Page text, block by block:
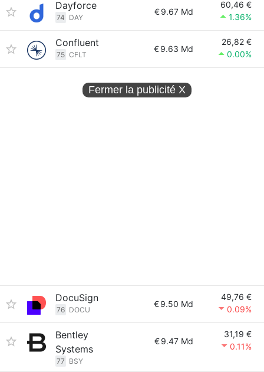
Dayforce
74 DAY
€9.67 Md
60,46 €
1.36%
Confluent
75 CFLT
€9.63 Md
26,82 €
0.00%
Fermer la publicité X
DocuSign
76 DOCU
€9.50 Md
49,76 €
0.09%
Bentley
Systems
77 BSY
€9.47 Md
31,19 €
0.11%